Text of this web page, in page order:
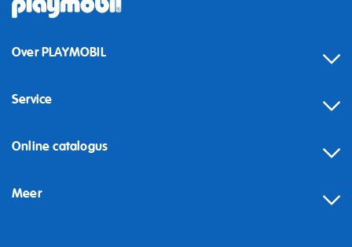
Over PLAYMOBIL
Service
Online catalogus
Meer